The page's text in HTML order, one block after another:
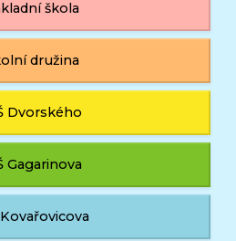
škola
družina
Dvorského
Gagarinova